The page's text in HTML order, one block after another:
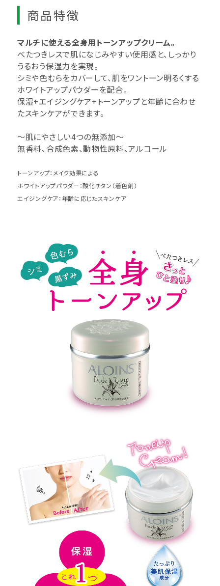
商品特徴
マルチに使える全身用トーンアップクリーム。
べたつきレスで肌になじみやすい使用感と、しっかり
うるおう保湿力を実現。
シミや色むらをカバーして、肌をワントーン明るくする
ホワイトアップパウダーを配合。
保湿+エイジングケア+トーンアップと年齢に合わせ
たスキンケアができます。
～肌にやさしい4つの無添加～
無香料、合成色素、動物性原料、アルコール
トーンアップ：メイク効果による
ホワイトアップパウダー：酸化チタン（着色剤）
エイジングケア：年齢に応じたスキンケア